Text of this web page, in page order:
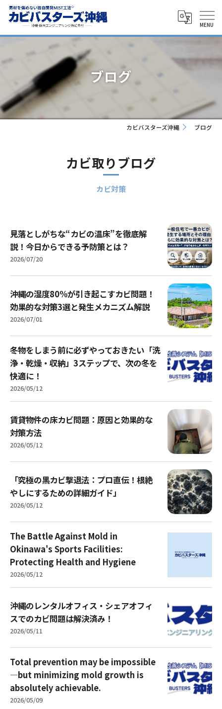
ブログ
カビバスターズ沖縄 ブログ
カビ取りブログ
カビ対策
見落としがちな“カビの温床”を徹底解
説！今日からできる予防策とは？
2026/07/20
沖縄の湿度80%が引き起こすカビ問題！
効果的な対策3選と発生メカニズム解説
2026/07/01
冬物をしまう前に必ずやっておきたい「洗
浄・乾燥・収納」3ステップで、次の冬を
快適に！
2026/05/12
賃貸物件の床カビ問題：原因と効果的な
対策方法
2026/05/12
「究極の黒カビ撃退法：プロ直伝！根絶
やしにするための詳細ガイド」
2026/05/12
The Battle Against Mold in
Okinawa's Sports Facilities:
Protecting Health and Hygiene
2026/05/12
沖縄のレンタルオフィス・シェアオフィ
スでのカビ問題は解決済み！
2026/05/11
Total prevention may be impossible
—but minimizing mold growth is
absolutely achievable.
2026/05/09